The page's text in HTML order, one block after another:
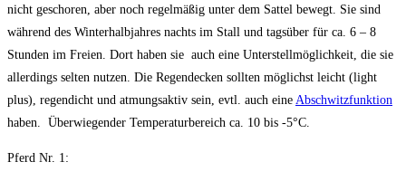
nicht geschoren, aber noch regelmäßig unter dem Sattel bewegt. Sie sind
während des Winterhalbjahres nachts im Stall und tagsüber für ca. 6 – 8
Stunden im Freien. Dort haben sie auch eine Unterstellmöglichkeit, die sie
allerdings selten nutzen. Die Regendecken sollten möglichst leicht (light
plus), regendicht und atmungsaktiv sein, evtl. auch eine Abschwitzfunktion
haben. Überwiegender Temperaturbereich ca. 10 bis -5°C.
Pferd Nr. 1: